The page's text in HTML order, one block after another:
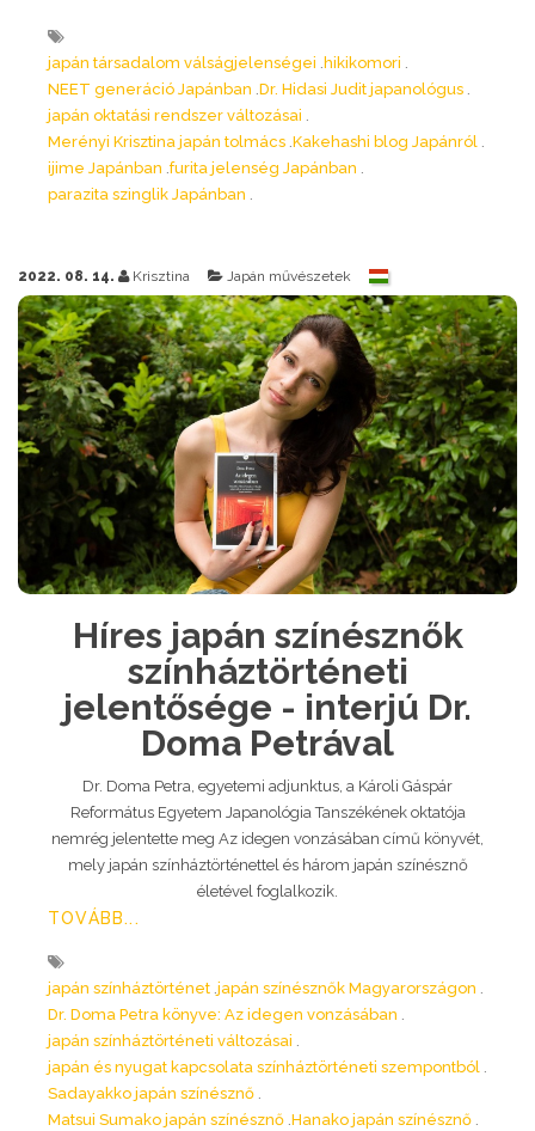
japán társadalom válságjelenségei hikikomori
NEET generáció Japánban Dr. Hidasi Judit japanológus
japán oktatási rendszer változásai
Merényi Krisztina japán tolmács Kakehashi blog Japánról
ijime Japánban furita jelenség Japánban
parazita szinglik Japánban
2022. 08. 14. Krisztina Japán művészetek
Híres japán színésznők
színháztörténeti
jelentősége - interjú Dr.
Doma Petrával
Dr. Doma Petra, egyetemi adjunktus, a Károli Gáspár
Református Egyetem Japanológia Tanszékének oktatója
nemrég jelentette meg Az idegen vonzásában című könyvét,
mely japán színháztörténettel és három japán színésznő
életével foglalkozik.
TOVÁBB...
japán színháztörténet japán színésznők Magyarországon
Dr. Doma Petra könyve: Az idegen vonzásában
japán színháztörténeti változásai
japán és nyugat kapcsolata színháztörténeti szempontból
Sadayakko japán színésznő
Matsui Sumako japán színésznő Hanako japán színésznő